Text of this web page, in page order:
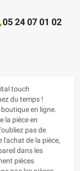
05 24 07 01 02
touch
du temps !
en ligne.
la pièce en
pas de
de la pièce,
dans les
pièces